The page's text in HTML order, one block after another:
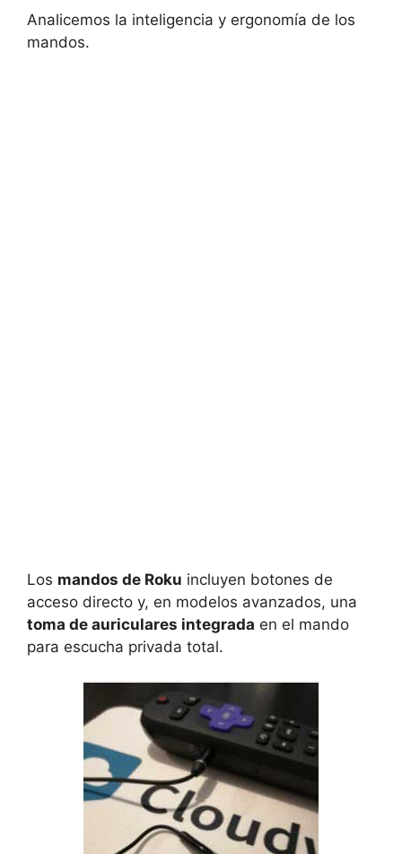
Analicemos la inteligencia y ergonomía de los
mandos.
Los mandos de Roku incluyen botones de
acceso directo y, en modelos avanzados, una
toma de auriculares integrada en el mando
para escucha privada total.